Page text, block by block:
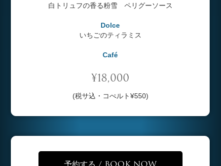
白トリュフの香る粉雪 ペリグーソース
Dolce
いちごのティラミス
Café
¥18,000
(税サ込・コぺルト¥550)